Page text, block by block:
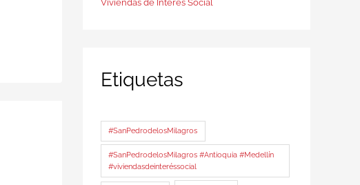
Viviendas de Interés Social
Etiquetas
#SanPedrodelosMilagros
#SanPedrodelosMilagros #Antioquia #Medellín
#viviendasdeinteréssocial